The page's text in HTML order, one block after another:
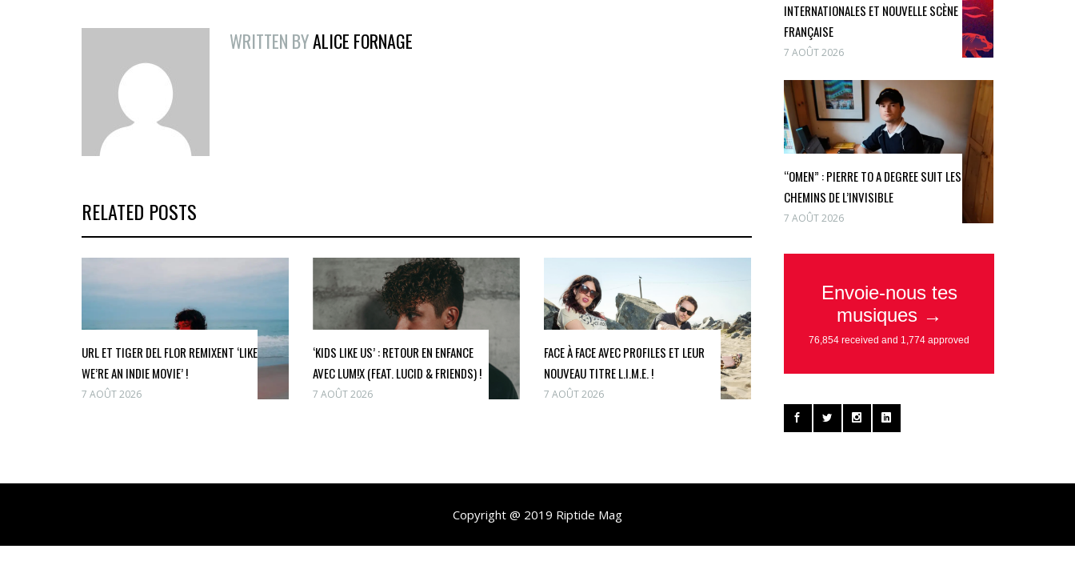
WRITTEN BYALICE FORNAGE
RELATED POSTS
URL ET TIGER DEL FLOR REMIXENT ‘LIKE
WE’RE AN INDIE MOVIE’ !
7 AOÛT 2026
‘KIDS LIKE US’ : RETOUR EN ENFANCE
AVEC LUM!X (FEAT. LUCID & FRIENDS) !
7 AOÛT 2026
FACE À FACE AVEC PR0FILES ET LEUR
NOUVEAU TITRE L.I.M.E. !
7 AOÛT 2026
INTERNATIONALES ET NOUVELLE SCÈNE
FRANÇAISE
7 AOÛT 2026
“OMEN” : PIERRE TO A DEGREE SUIT LES
CHEMINS DE L’INVISIBLE
7 AOÛT 2026
Copyright @ 2019 Riptide Mag